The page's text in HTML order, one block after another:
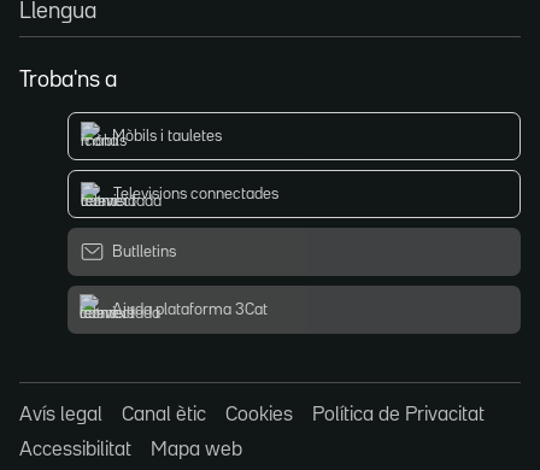
Llengua
Troba'ns a
Mòbils i tauletes
Televisions connectades
Butlletins
Ajuda plataforma 3Cat
Avís legal Canal ètic Cookies
Política de Privacitat
Accessibilitat
Mapa web